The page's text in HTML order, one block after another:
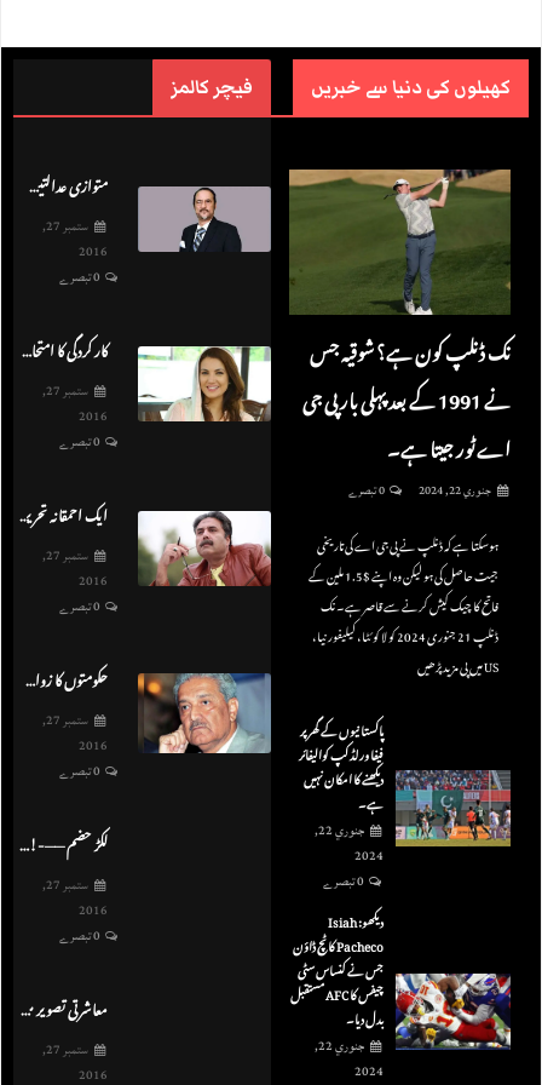
کھیلوں کی دنیا سے خبریں
نک ڈنلپ کون ہے؟ شوقیہ جس
نے 1991 کے بعد پہلی بار پی جی
اے ٹور جیتا ہے۔
جنوري 22, 2024 0 تبصرے
ہوسکتا ہے کہ ڈنلپ نے پی جی اے کی تاریخی
جیت حاصل کی ہو لیکن وہ اپنے $1.5 ملین کے
فاتح کا چیک کیش کرنے سے قاصر ہے۔ نک
ڈنلپ 21 جنوری 2024 کو لا کوئٹا، کیلیفورنیا،
US میں پی مزید پڑھیں
پاکستانیوں کے گھر پر
فیفا ورلڈ کپ کوالیفائر
دیکھنے کا امکان نہیں
ہے۔
جنوري 22,
2024
0 تبصرے
دیکھو: Isiah
Pacheco کا ٹچ ڈاؤن
جس نے کنساس سٹی
چیفس کا AFC مستقبل
بدل دیا۔
جنوري 22,
2024
فیچر کالمز
متوازی عدالتیں – بابر اعوان
ستمبر 27,
2016
0 تبصرے
کار کردگی کا امتحان – ریحام خان
ستمبر 27,
2016
0 تبصرے
ایک احمقانہ تحریر – آفتاب اقبال
ستمبر 27,
2016
0 تبصرے
حکومتوں کا زوال – ڈاکٹر عبدالقدیر خان
ستمبر 27,
2016
0 تبصرے
لکڑ حضم ——-! علی معین نوازش
ستمبر 27,
2016
0 تبصرے
معاشرتی تصویر میں رنگ کیسے بھریں – وجاحت مسعود
ستمبر 27,
2016